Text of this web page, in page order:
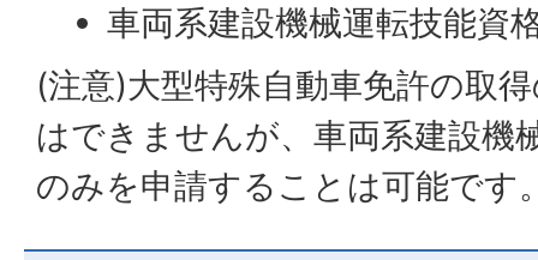
車両系建設機械運転技能資
(注意)大型特殊自動車免許の取
はできませんが、車両系建設機
のみを申請することは可能です